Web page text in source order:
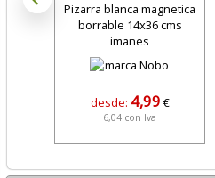
Pizarra blanca magnetica
borrable 14x36 cms
imanes
desde: 4,99 €
6,04 con Iva